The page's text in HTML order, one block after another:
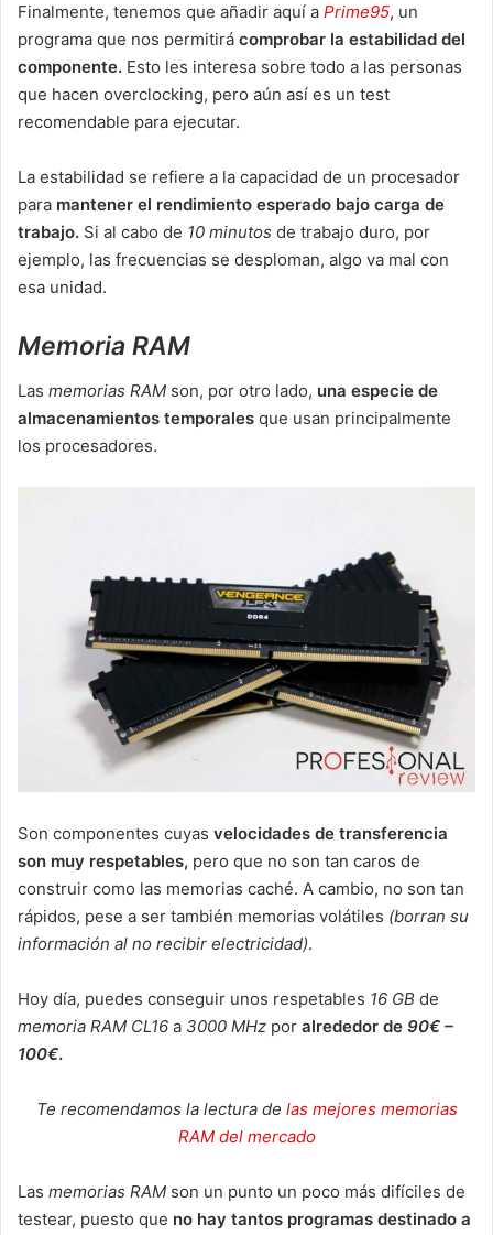
Finalmente, tenemos que añadir aquí a Prime95, un
programa que nos permitirá comprobar la estabilidad del
componente. Esto les interesa sobre todo a las personas
que hacen overclocking, pero aún así es un test
recomendable para ejecutar.
La estabilidad se refiere a la capacidad de un procesador
para mantener el rendimiento esperado bajo carga de
trabajo. Si al cabo de 10 minutos de trabajo duro, por
ejemplo, las frecuencias se desploman, algo va mal con
esa unidad.
Memoria RAM
Las memorias RAM son, por otro lado, una especie de
almacenamientos temporales que usan principalmente
los procesadores.
Son componentes cuyas velocidades de transferencia
son muy respetables, pero que no son tan caros de
construir como las memorias caché. A cambio, no son tan
rápidos, pese a ser también memorias volátiles (borran su
información al no recibir electricidad).
Hoy día, puedes conseguir unos respetables 16 GB de
memoria RAM CL16 a 3000 MHz por alrededor de 90€ –
100€.
Te recomendamos la lectura de las mejores memorias
RAM del mercado
Las memorias RAM son un punto un poco más difíciles de
testear, puesto que no hay tantos programas destinado a